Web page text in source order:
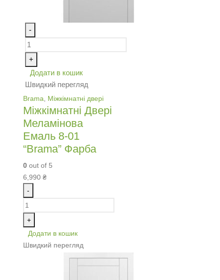
-
+
Додати в кошик
Швидкий перегляд
Brama Міжкімнатні двері
Міжкімнатні Двері
Меламінова
Емаль 8-01
“Brama” Фарба
0 out of 5
6,990 ₴
-
+
Додати в кошик
Швидкий перегляд